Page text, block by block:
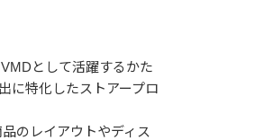
として活躍するかた
に特化したストアープロ
のレイアウトやディス